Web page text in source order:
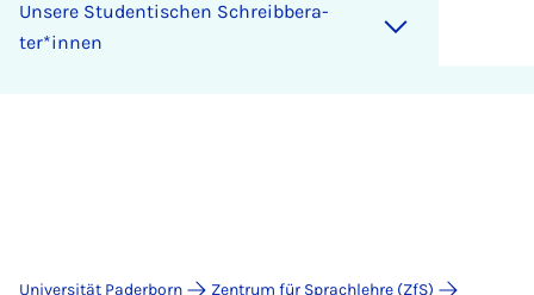
Un­se­re Stu­den­ti­schen Schreib­be­ra­
ter*in­nen
Universität Paderborn
Zentrum für Sprachlehre (ZfS)